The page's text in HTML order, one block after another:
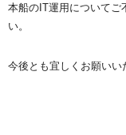
本船のIT運用についてご
い。
今後とも宜しくお願いい